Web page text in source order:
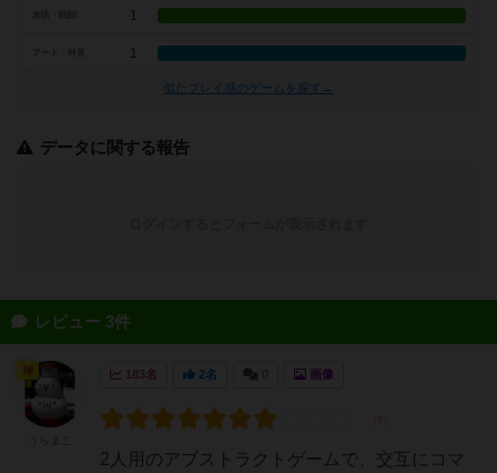
1
アート・外見 1
似たプレイ感のゲームを探す→
データに関する報告
レビュー 3件
183名 2名 画像
2人用のアブストラクトゲームで、交互にコマ
神